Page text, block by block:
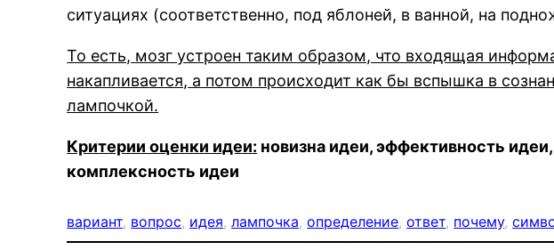
ситуациях (соответственно, под яблоней, в ванной, на
То есть, мозг устроен таким образом, что входящая
накапливается, а потом происходит как бы вспышка в
лампочкой.
Критерии оценки идеи: новизна идеи, эффективность
комплексность идеи
вариант, вопрос, идея, лампочка, определение, ответ, почему,